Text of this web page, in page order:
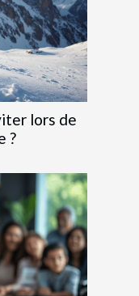
lors de
?